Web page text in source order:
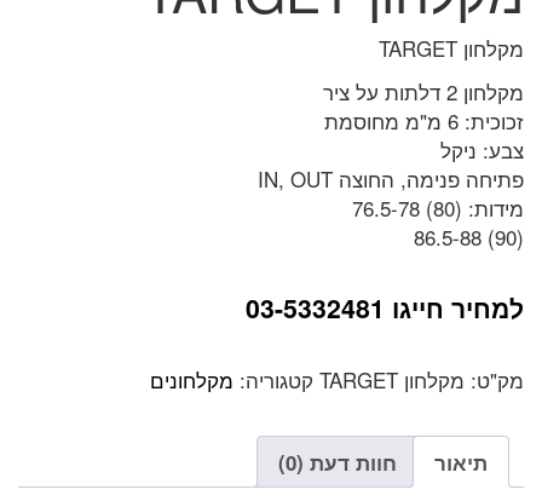
מקלחון TARGET
מקלחון 2 דלתות על ציר
זכוכית: 6 מ"מ מחוסמת
צבע: ניקל
פתיחה פנימה, החוצה IN, OUT
מידות: (80) 76.5-78
(90) 86.5-88
למחיר חייגו 03-5332481
מק"ט: מקלחון TARGET קטגוריה: מקלחונים
תיאור חוות דעת (0)